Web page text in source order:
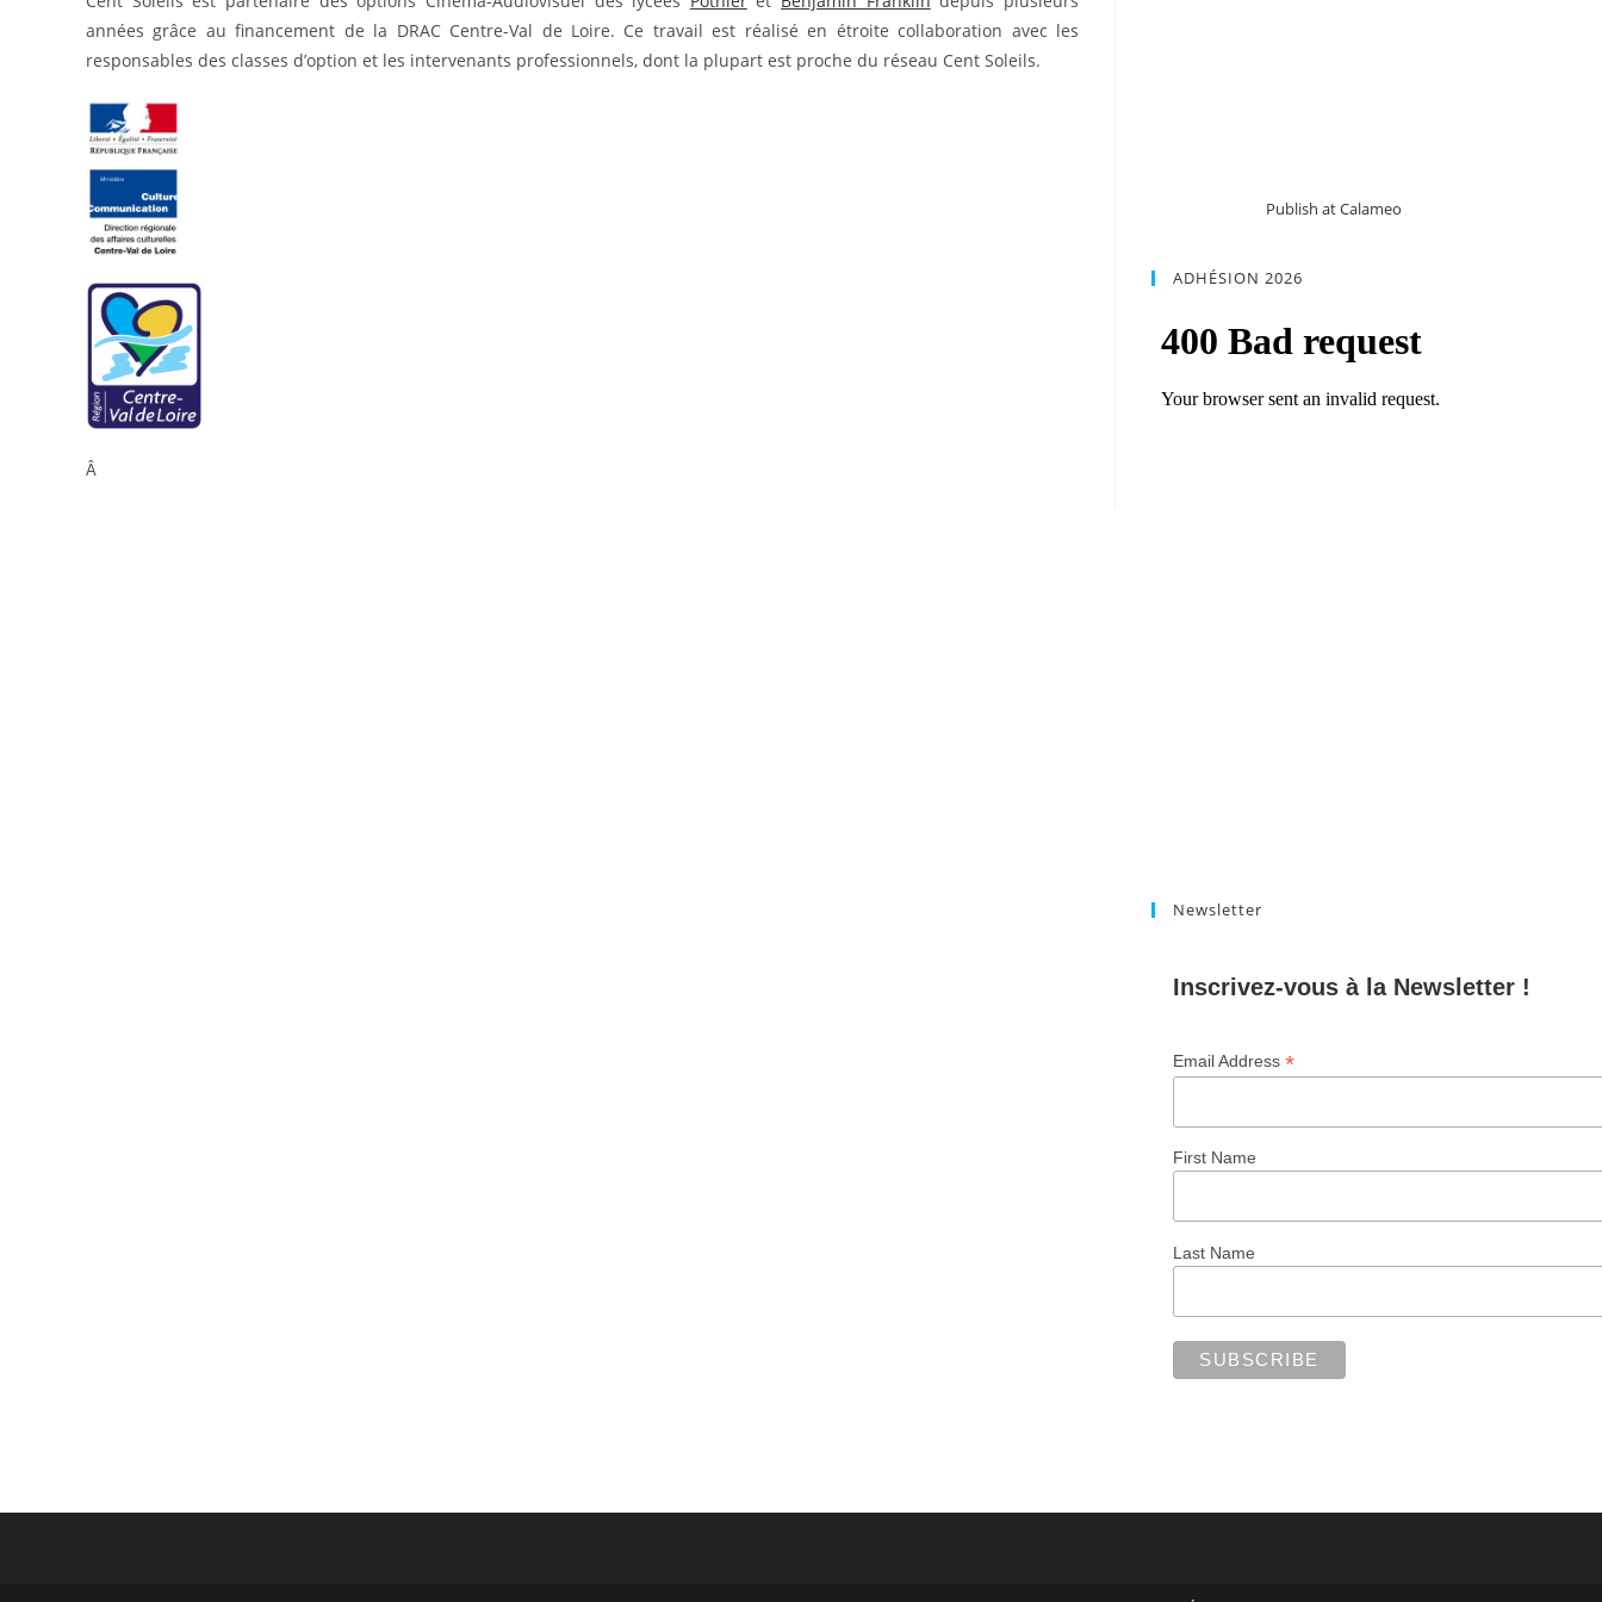
années grâce au financement de la DRAC Centre-Val de Loire. Ce travail est réalisé en étroite collaboration avec les
responsables des classes d’option et les intervenants professionnels, dont la plupart est proche du réseau Cent Soleils.
Â
Publish at Calameo
ADHÉSION 2026
Newsletter
Inscrivez-vous à la Newsletter !
Email Address *
First Name
Last Name